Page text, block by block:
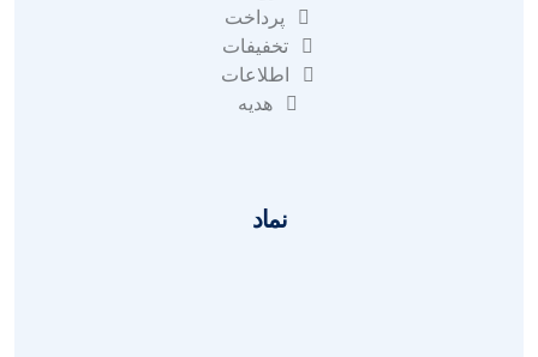
پرداخت
تخفیفات
اطلاعات
هدیه
نماد